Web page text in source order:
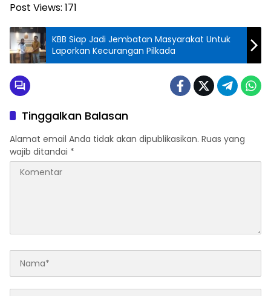
Post Views: 171
KBB Siap Jadi Jembatan Masyarakat Untuk
Laporkan Kecurangan Pilkada
Tinggalkan Balasan
Alamat email Anda tidak akan dipublikasikan. Ruas yang
wajib ditandai *